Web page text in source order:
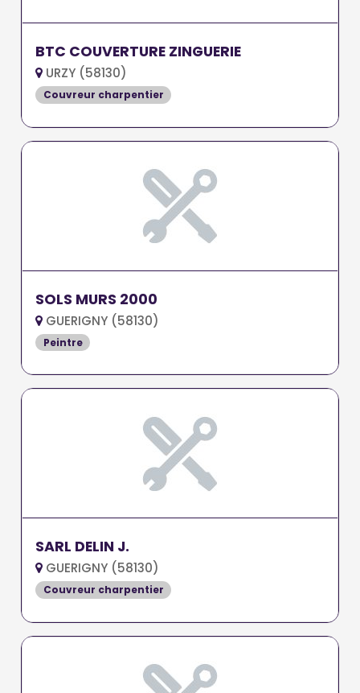
BTC COUVERTURE ZINGUERIE
URZY (58130)
Couvreur charpentier
SOLS MURS 2000
GUERIGNY (58130)
Peintre
SARL DELIN J.
GUERIGNY (58130)
Couvreur charpentier